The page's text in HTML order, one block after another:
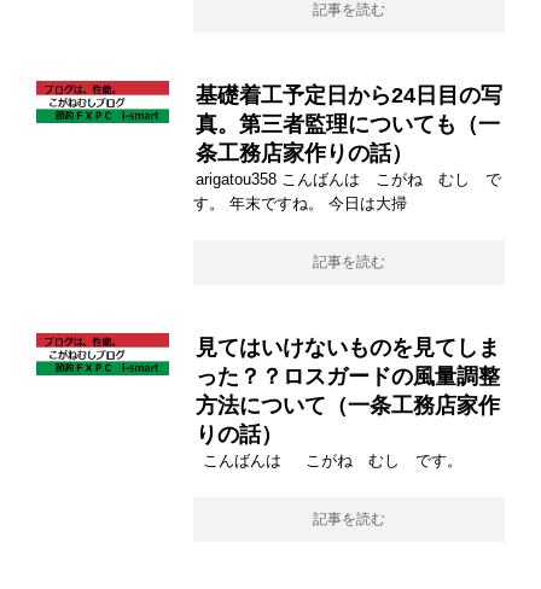
記事を読む
基礎着工予定日から24日目の写
真。第三者監理についても（一
条工務店家作りの話）
arigatou358 こんばんは こがね むし で
す。 年末ですね。 今日は大掃
記事を読む
見てはいけないものを見てしま
った？？ロスガードの風量調整
方法について（一条工務店家作
りの話）
こんばんは こがね むし です。
記事を読む